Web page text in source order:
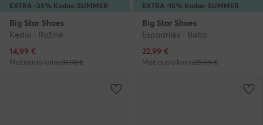
EXTRA -35% Kodas: SUMMER
Big Star Shoes
Kedai · Rožinė
Dabartinė kaina
14,99 €
Mažiausia kaina31,00 €
EXTRA -15% Kodas: SUMMER
Big Star Shoes
Espadrilės · Balta
Dabartinė kaina
22,99 €
Mažiausia kaina25,99 €